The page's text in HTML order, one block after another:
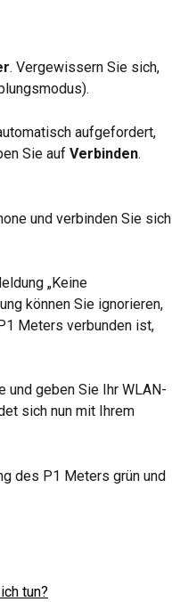
. Vergewissern Sie sich,
aufgefordert,
Sie auf Verbinden.
und verbinden Sie sich
„Keine
können Sie ignorieren,
Meters verbunden ist,
und geben Sie Ihr WLAN-
sich nun mit Ihrem
des P1 Meters grün und
tun?